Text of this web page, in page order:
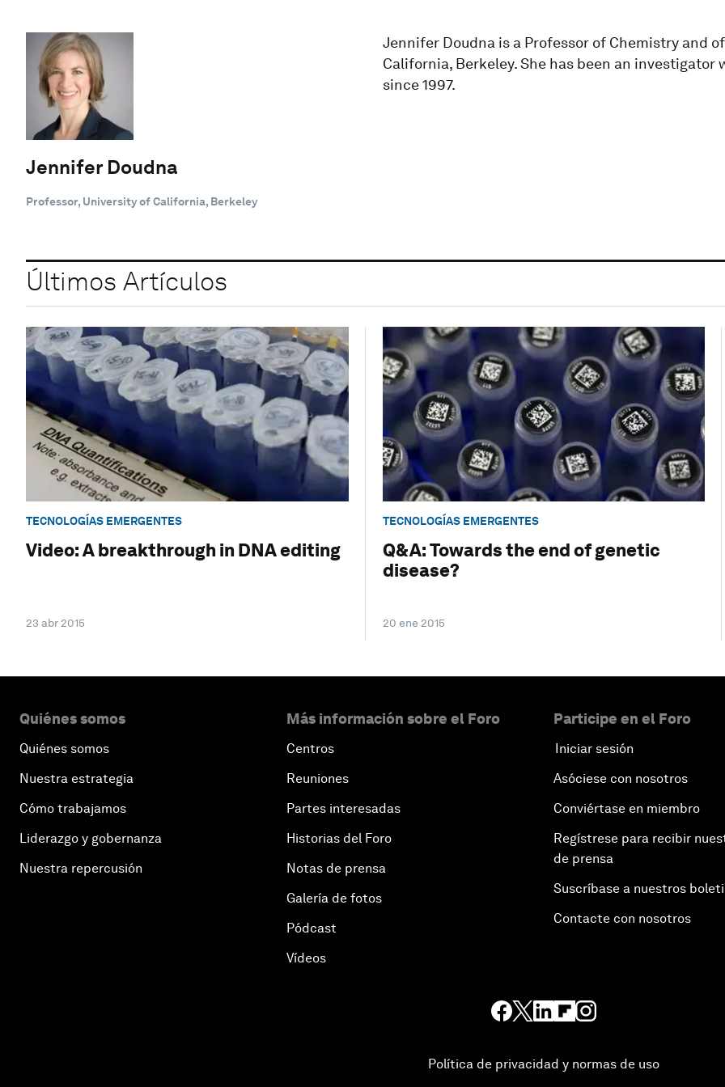
Jennifer Doudna
Professor, University of California, Berkeley
Jennifer Doudna is a Professor of Chemistry and
California, Berkeley. She has been an
since 1997.
Últimos Artículos
TECNOLOGÍAS EMERGENTES
Video: A breakthrough in DNA editing
23 abr 2015
TECNOLOGÍAS EMERGENTES
Q&A: Towards the end of genetic
disease?
20 ene 2015
Quiénes somos
Quiénes somos
Nuestra estrategia
Cómo trabajamos
Liderazgo y gobernanza
Nuestra repercusión
Más información sobre el Foro
Centros
Reuniones
Partes interesadas
Historias del Foro
Notas de prensa
Galería de fotos
Pódcast
Vídeos
Participe en el Foro
Iniciar sesión
Asóciese con nosotros
Conviértase en miembro
Regístrese para recibir
de prensa
Suscríbase a nuestros
Contacte con nosotros
Política de privacidad y normas de uso